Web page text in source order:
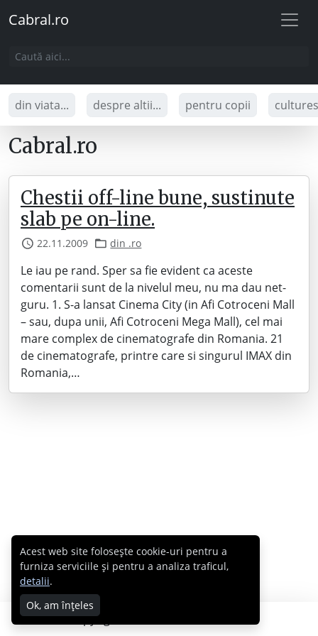
Cabral.ro
din viata... despre altii... pentru copii
Cabral.ro
Chestii off-line bune, sustinute
slab pe on-line.
22.11.2009 din .ro
Le iau pe rand. Sper sa fie evident ca aceste
comentarii sunt de la nivelul meu, nu ma dau net-
guru. 1. S-a lansat Cinema City (in Afi Cotroceni Mall
– sau, dupa unii, Afi Cotroceni Mega Mall), cel mai
mare complex de cinematografe din Romania. 21
de cinematografe, printre care si singurul IMAX din
Romania,…
Copyright © 2007 - 2026 Cabral.ro
Acest web site folosește cookie-uri pentru a
furniza serviciile și pentru a analiza traficul,
detalii.
Ok, am înțeles